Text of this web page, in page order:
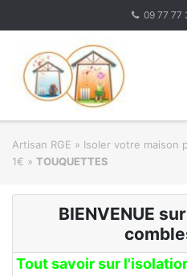
09 77 77
Artisan RGE » Isoler votre maison
1€ » TOUQUETTES
BIENVENUE
Tout savoir sur